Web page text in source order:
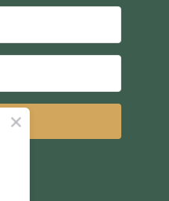
閱